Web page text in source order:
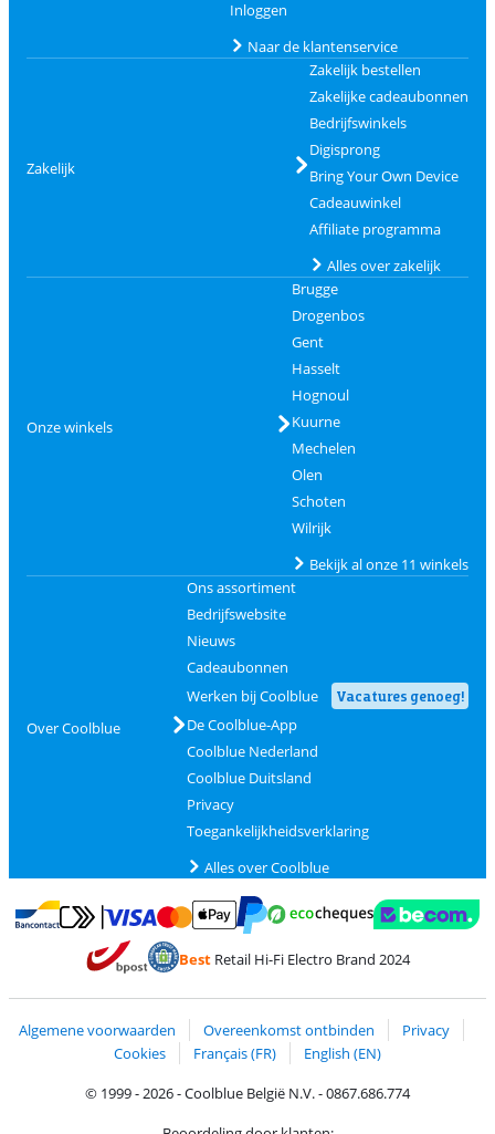
Inloggen
Naar de klantenservice
Zakelijk
Zakelijk bestellen
Zakelijke cadeaubonnen
Bedrijfswinkels
Digisprong
Bring Your Own Device
Cadeauwinkel
Affiliate programma
Alles over zakelijk
Onze winkels
Brugge
Drogenbos
Gent
Hasselt
Hognoul
Kuurne
Mechelen
Olen
Schoten
Wilrijk
Bekijk al onze 11 winkels
Over Coolblue
Ons assortiment
Bedrijfswebsite
Nieuws
Cadeaubonnen
Werken bij Coolblue
Vacatures genoeg!
De Coolblue-App
Coolblue Nederland
Coolblue Duitsland
Privacy
Toegankelijkheidsverklaring
Alles over Coolblue
Betalen met Bancontact
Betalen met MasterCard en Visa via ClickToPay
Betalen met PayPal
BestRetail Hi-Fi Electro Brand 2024
Algemene voorwaarden Overeenkomst ontbinden
Privacy
Cookies
Français (FR)
English (EN)
© 1999 - 2026 - Coolblue België N.V. - 0867.686.774